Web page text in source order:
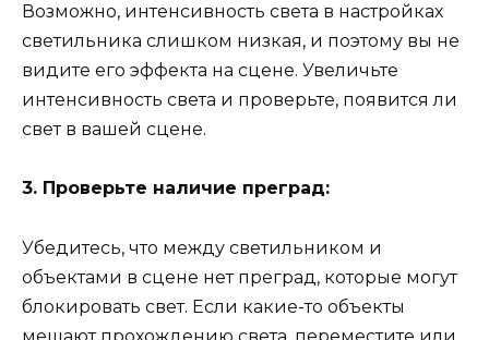
Возможно, интенсивность света в настройках
светильника слишком низкая, и поэтому вы не
видите его эффекта на сцене. Увеличьте
интенсивность света и проверьте, появится ли
свет в вашей сцене.
3. Проверьте наличие преград:
Убедитесь, что между светильником и
объектами в сцене нет преград, которые могут
блокировать свет. Если какие-то объекты
мешают прохождению света, переместите или